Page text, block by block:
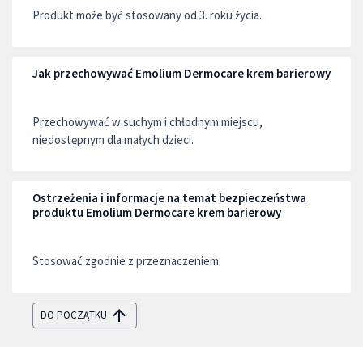
Produkt może być stosowany od 3. roku życia.
Jak przechowywać Emolium Dermocare krem barierowy
Przechowywać w suchym i chłodnym miejscu,
niedostępnym dla małych dzieci.
Ostrzeżenia i informacje na temat bezpieczeństwa
produktu Emolium Dermocare krem barierowy
Stosować zgodnie z przeznaczeniem.
DO POCZĄTKU